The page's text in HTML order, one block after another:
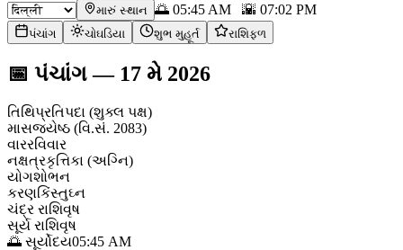
મારું સ્થાન 🌅 05:45 AM 🌇 07:02 PM
પંચાંગ ચોઘડિયા શુભ મુહૂર્ત રાશિફળ
📅 પંચાંગ— 17 મે 2026
તિથિપ્રતિપદા (શુક્લ પક્ષ)
માસજ્યેષ્ઠ (વિ.સં. 2083)
વારરવિવાર
નક્ષત્રકૃત્તિકા (અગ્નિ)
યોગશોભન
કરણકિંસ્તુઘ્ન
ચંદ્ર રાશિવૃષ
સૂર્ય રાશિવૃષ
🌅 સૂર્યોદય05:45 AM